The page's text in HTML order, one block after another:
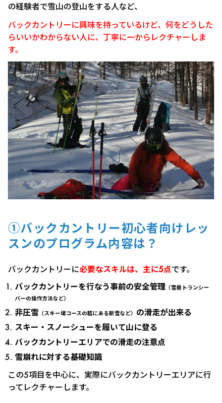
の経験者で雪山の登山をする人など、
バックカントリーに興味を持っているけど、何をどうした
らいいかわからない人に、丁寧に一からレクチャーしま
す。
①バックカントリー初心者向けレッ
スンのプログラム内容は？
バックカントリーに必要なスキルは、主に5点です。
バックカントリーを行なう事前の安全管理 （雪崩トランシー
バーの操作方法など）
非圧雪 （スキー場コースの脇にある新雪など） の滑走が出来る
スキー・スノーシューを履いて山に登る
バックカントリーエリアでの滑走の注意点
雪崩れに対する基礎知識
この5項目を中心に、実際にバックカントリーエリアに行
ってレクチャーします。